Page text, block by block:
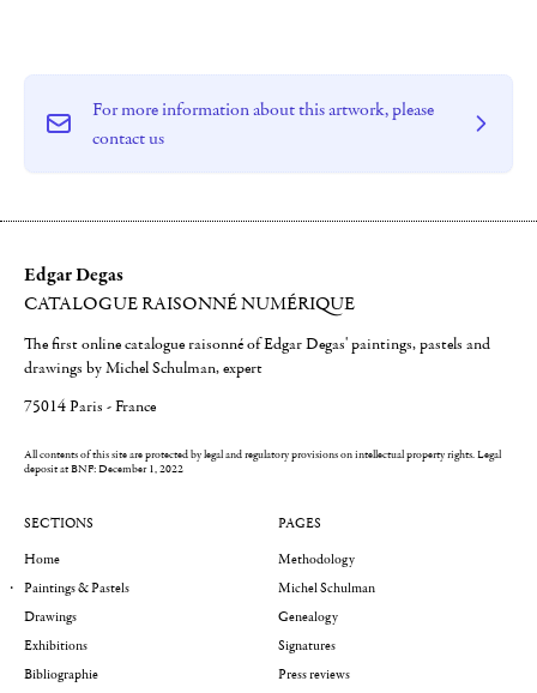
For more information about this artwork, please
contact us
Edgar Degas
CATALOGUE RAISONNÉ NUMÉRIQUE
The first online catalogue raisonné of Edgar Degas' paintings, pastels and
drawings by Michel Schulman, expert
75014 Paris - France
All contents of this site are protected by legal and regulatory provisions on intellectual property rights.Legal
deposit at BNF: December 1, 2022
SECTIONS
Home
Paintings & Pastels
Drawings
Exhibitions
Bibliographie
PAGES
Methodology
Michel Schulman
Genealogy
Signatures
Press reviews